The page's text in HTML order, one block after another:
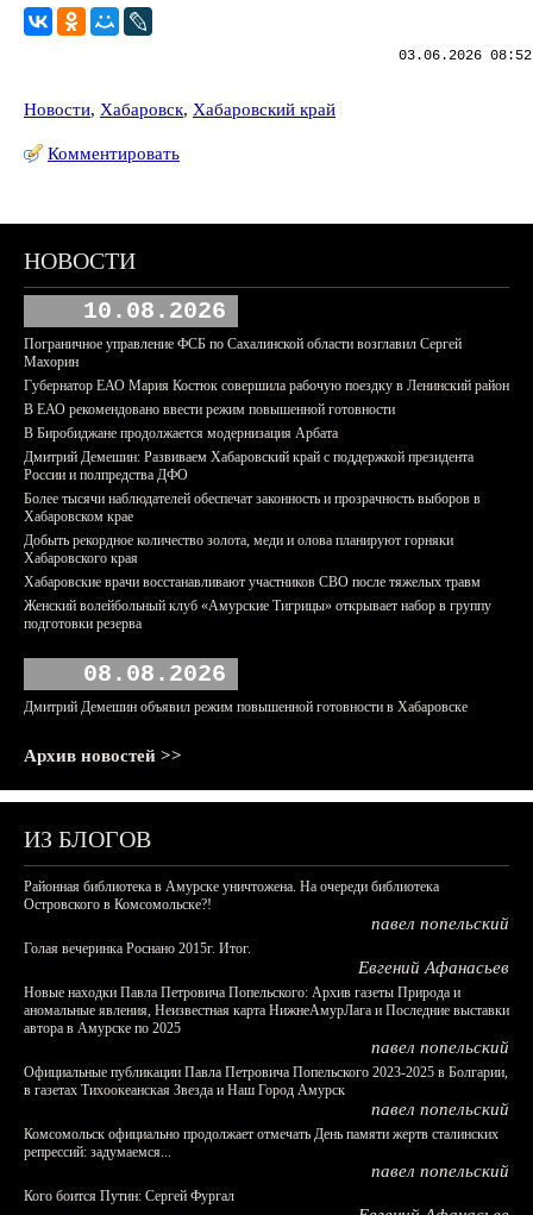
03.06.2026
Новости, Хабаровск, Хабаровский край
Комментировать
НОВОСТИ
10.08.2026
Пограничное управление ФСБ по Сахалинской области возглавил Сергей
Махорин
Губернатор ЕАО Мария Костюк совершила рабочую поездку в Ленинский район
В ЕАО рекомендовано ввести режим повышенной готовности
В Биробиджане продолжается модернизация Арбата
Дмитрий Демешин: Развиваем Хабаровский край с поддержкой президента
России и полпредства ДФО
Более тысячи наблюдателей обеспечат законность и прозрачность выборов в
Хабаровском крае
Добыть рекордное количество золота, меди и олова планируют горняки
Хабаровского края
Хабаровские врачи восстанавливают участников СВО после тяжелых травм
Женский волейбольный клуб «Амурские Тигрицы» открывает набор в группу
подготовки резерва
08.08.2026
Дмитрий Демешин объявил режим повышенной готовности в Хабаровске
Архив новостей >>
ИЗ БЛОГОВ
Районная библиотека в Амурске уничтожена. На очереди библиотека
Островского в Комсомольске?!
павел попельский
Голая вечеринка Роснано 2015г. Итог.
Евгений Афанасьев
Новые находки Павла Петровича Попельского: Архив газеты Природа и
аномальные явления, Неизвестная карта НижнеАмурЛага и Последние выставки
автора в Амурске по 2025
павел попельский
Официальные публикации Павла Петровича Попельского 2023-2025 в Болгарии,
в газетах Тихоокеанская Звезда и Наш Город Амурск
павел попельский
Комсомольск официально продолжает отмечать День памяти жертв сталинских
репрессий: задумаемся...
павел попельский
Кого боится Путин: Сергей Фургал